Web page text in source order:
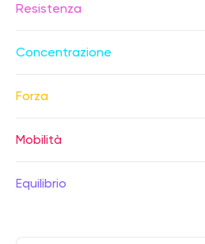
Resistenza
Concentrazione
Forza
Mobilità
Equilibrio